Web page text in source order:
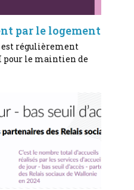
par le logement
est régulièrement
pour le maintien de